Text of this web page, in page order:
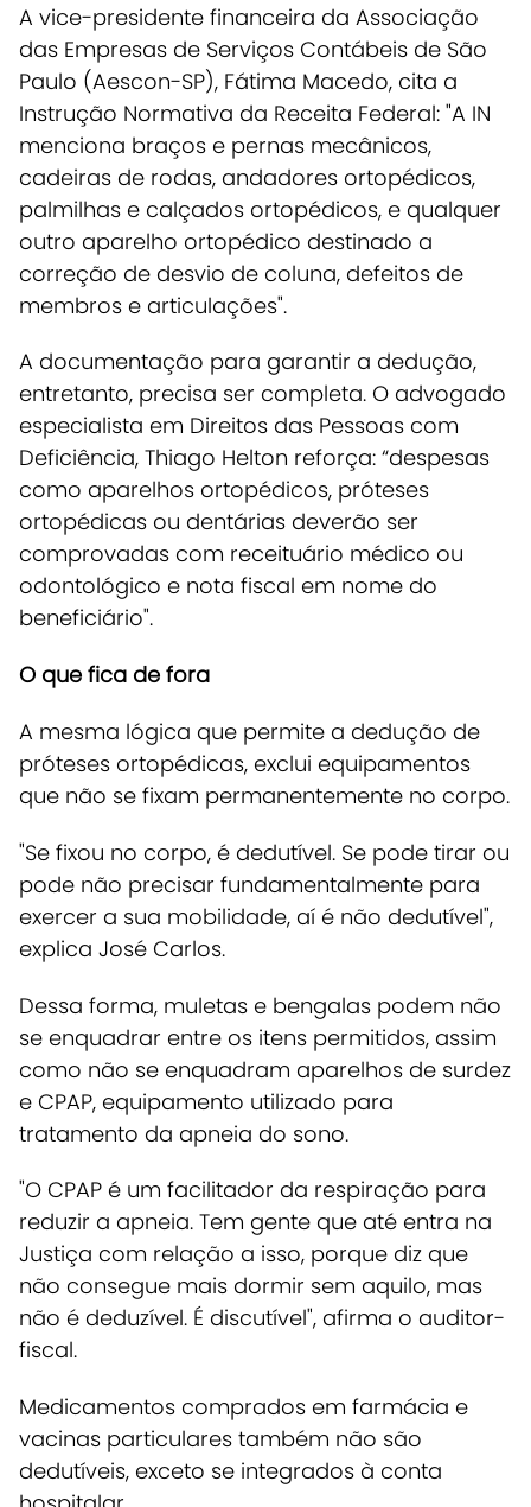
A vice-presidente financeira da Associação
das Empresas de Serviços Contábeis de São
Paulo (Aescon-SP), Fátima Macedo, cita a
Instrução Normativa da Receita Federal: "A IN
menciona braços e pernas mecânicos,
cadeiras de rodas, andadores ortopédicos,
palmilhas e calçados ortopédicos, e qualquer
outro aparelho ortopédico destinado a
correção de desvio de coluna, defeitos de
membros e articulações".
A documentação para garantir a dedução,
entretanto, precisa ser completa. O advogado
especialista em Direitos das Pessoas com
Deficiência, Thiago Helton reforça: “despesas
como aparelhos ortopédicos, próteses
ortopédicas ou dentárias deverão ser
comprovadas com receituário médico ou
odontológico e nota fiscal em nome do
beneficiário".
O que fica de fora
A mesma lógica que permite a dedução de
próteses ortopédicas, exclui equipamentos
que não se fixam permanentemente no corpo.
"Se fixou no corpo, é dedutível. Se pode tirar ou
pode não precisar fundamentalmente para
exercer a sua mobilidade, aí é não dedutível",
explica José Carlos.
Dessa forma, muletas e bengalas podem não
se enquadrar entre os itens permitidos, assim
como não se enquadram aparelhos de surdez
e CPAP, equipamento utilizado para
tratamento da apneia do sono.
"O CPAP é um facilitador da respiração para
reduzir a apneia. Tem gente que até entra na
Justiça com relação a isso, porque diz que
não consegue mais dormir sem aquilo, mas
não é deduzível. É discutível", afirma o auditor-
fiscal.
Medicamentos comprados em farmácia e
vacinas particulares também não são
dedutíveis, exceto se integrados à conta